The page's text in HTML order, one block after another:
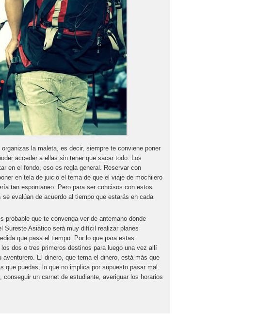
la maleta, es decir, siempre te conviene poner
acceder a ellas sin tener que sacar todo. Los
en el fondo, eso es regla general. Reservar con
en tela de juicio el tema de que el viaje de mochilero
tan espontaneo. Pero para ser concisos con estos
evalúan de acuerdo al tiempo que estarás en cada
probable que te convenga ver de antemano donde
Sureste Asiático será muy difícil realizar planes
que pasa el tiempo. Por lo que para estas
dos o tres primeros destinos para luego una vez allí
El dinero, que tema el dinero, está más que
que puedas, lo que no implica por supuesto pasar mal.
un carnet de estudiante, averiguar los horarios